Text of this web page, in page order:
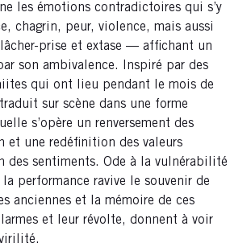
les émotions contradictoires qui s’y
chagrin, peur, violence, mais aussi
prise et extase — affichant un
son ambivalence. Inspiré par des
qui ont lieu pendant le mois de
sur scène dans une forme
s’opère un renversement des
et une redéfinition des valeurs
des sentiments. Ode à la vulnérabilité
performance ravive le souvenir de
anciennes et la mémoire de ces
et leur révolte, donnent à voir